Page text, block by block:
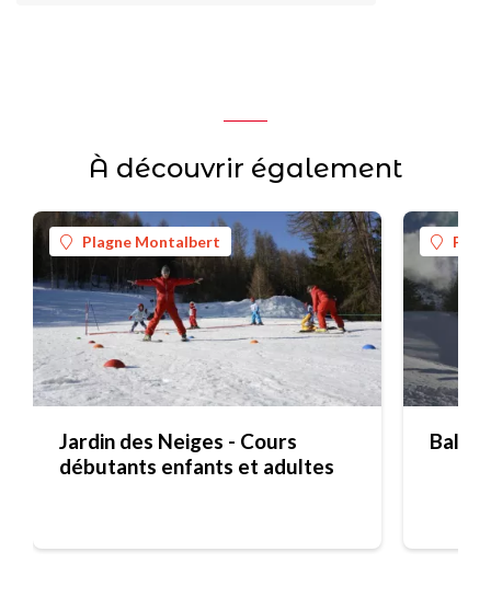
À découvrir également
Plagne Montalbert
Jardin des Neiges - Cours
débutants enfants et adultes